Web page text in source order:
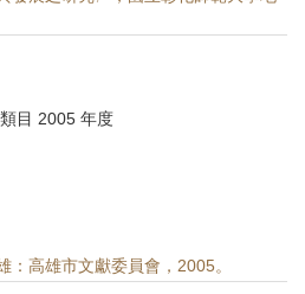
目 2005 年度
：高雄市文獻委員會，2005。